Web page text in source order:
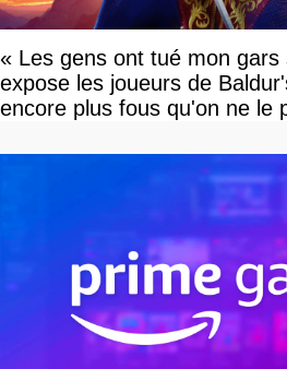
« Les gens ont tué mon gars
expose les joueurs de
encore plus fous qu'on ne le